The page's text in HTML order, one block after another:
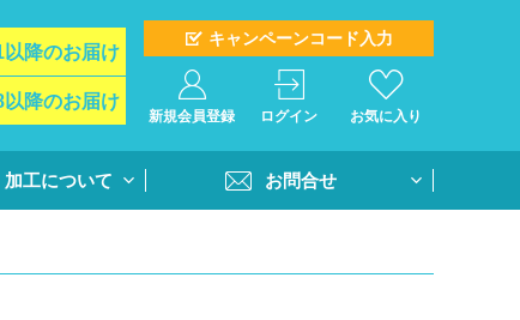
以降のお届け
以降のお届け
キャンペーンコード入力
新規会員登録 ログイン お気に入り
工について お問合せ